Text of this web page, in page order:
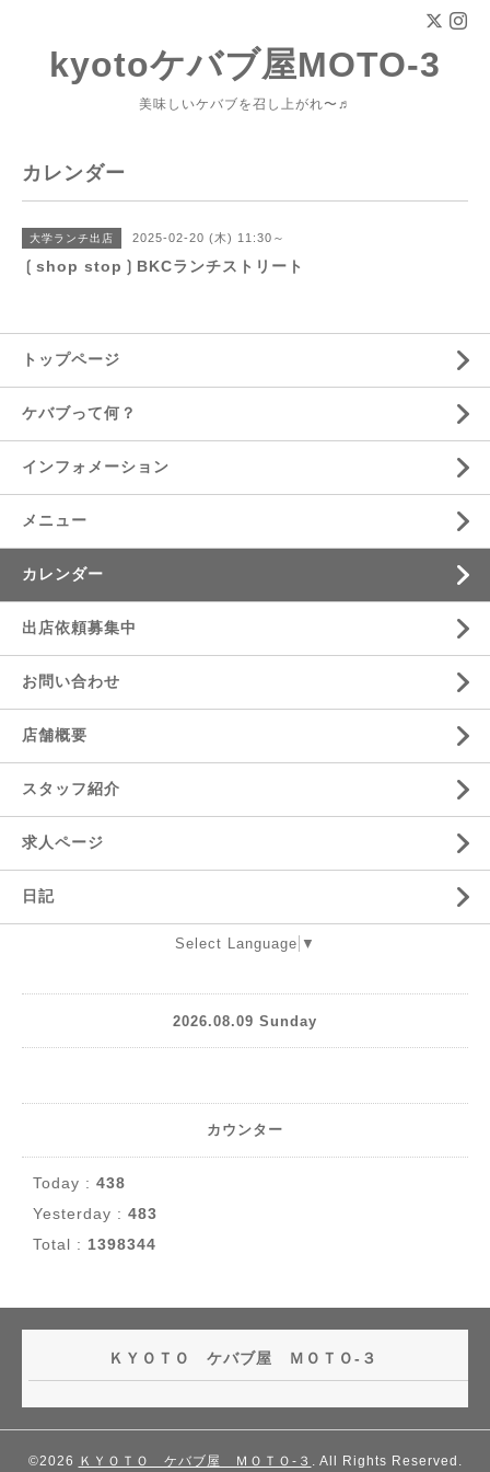
kyotoケバブ屋MOTO-3
美味しいケバブを召し上がれ〜♬
カレンダー
大学ランチ出店 2025-02-20 (木) 11:30～
❲shop stop❳BKCランチストリート
トップページ
ケバブって何？
インフォメーション
メニュー
カレンダー
出店依頼募集中
お問い合わせ
店舗概要
スタッフ紹介
求人ページ
日記
Select Language ▼
2026.08.09 Sunday
カウンター
Today : 438
Yesterday : 483
Total : 1398344
ＫＹＯＴＯ ケバブ屋 ＭＯＴＯ-３
©2026 ＫＹＯＴＯ ケバブ屋 ＭＯＴＯ-３ . All Rights Reserved.